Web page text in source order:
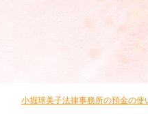
小堀球美子法律事務所の預金の使